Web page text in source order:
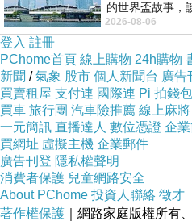
色緊身褲，而
光明媚的房間
是那頭柔順的
狡黠誘人的笑
邪魅又純潔的
但是當他的目
的世界盃故事，
2026-08-06
登入 註冊
PChome首頁 線上購物 24h購物
新聞 /氣象 股市 個人新聞台 廣告
買賣租屋 支付連 國際連 Pi 拍錢包
買車 旅行團 汽車險推薦 線上麻將
一元簡訊 直播達人 數位憑證 企
買網址 虛擬主機 企業郵件
廣告刊登 隱私權聲明
消費者保護 兒童網路安全
About PChome 投資人聯絡 徵才
著作權保護 ｜網路家庭版權所有